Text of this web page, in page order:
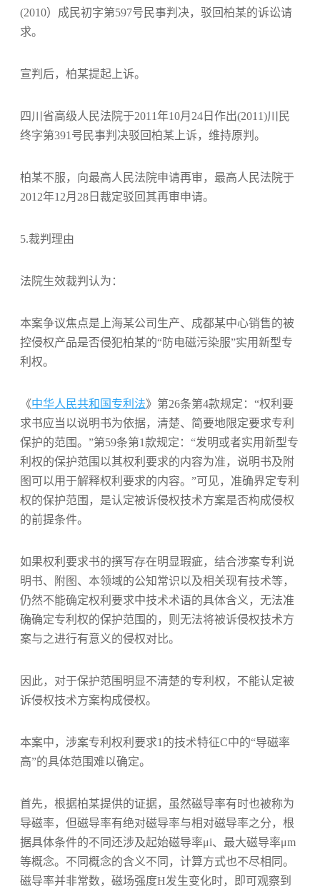
(2010）成民初字第597号民事判决，驳回柏某的诉讼请
求。
宣判后，柏某提起上诉。
四川省高级人民法院于2011年10月24日作出(2011)川民
终字第391号民事判决驳回柏某上诉，维持原判。
柏某不服，向最高人民法院申请再审，最高人民法院于
2012年12月28日裁定驳回其再审申请。
5.裁判理由
法院生效裁判认为：
本案争议焦点是上海某公司生产、成都某中心销售的被
控侵权产品是否侵犯柏某的“防电磁污染服”实用新型专
利权。
《中华人民共和国专利法》第26条第4款规定：“权利要
求书应当以说明书为依据，清楚、简要地限定要求专利
保护的范围。”第59条第1款规定：“发明或者实用新型专
利权的保护范围以其权利要求的内容为准，说明书及附
图可以用于解释权利要求的内容。”可见，准确界定专利
权的保护范围，是认定被诉侵权技术方案是否构成侵权
的前提条件。
如果权利要求书的撰写存在明显瑕疵，结合涉案专利说
明书、附图、本领域的公知常识以及相关现有技术等，
仍然不能确定权利要求中技术术语的具体含义，无法准
确确定专利权的保护范围的，则无法将被诉侵权技术方
案与之进行有意义的侵权对比。
因此，对于保护范围明显不清楚的专利权，不能认定被
诉侵权技术方案构成侵权。
本案中，涉案专利权利要求1的技术特征C中的“导磁率
高”的具体范围难以确定。
首先，根据柏某提供的证据，虽然磁导率有时也被称为
导磁率，但磁导率有绝对磁导率与相对磁导率之分，根
据具体条件的不同还涉及起始磁导率μi、最大磁导率μm
等概念。不同概念的含义不同，计算方式也不尽相同。
磁导率并非常数，磁场强度H发生变化时，即可观察到